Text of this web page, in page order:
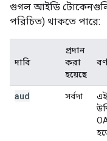
গুগল আইডি
পরিচিত) থাকতে পারে:
দাবি
প্রদান
করা
হয়েছে
aud সর্বদা